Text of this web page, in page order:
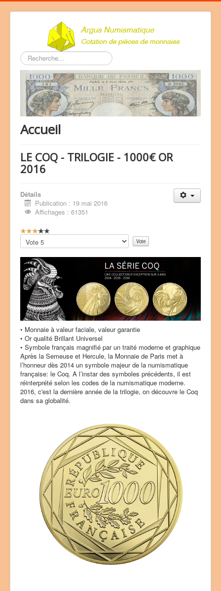
Rechercher
Accueil
LE COQ - TRILOGIE - 1000€ OR
2016
Détails
Publication : 19 mai 2016
Affichages : 61351
V
o
t
e
a
t
e
u
r
:
3
/
Veuillez
voter
• Monnaie à valeur faciale, valeur garantie
• Or qualité Brillant Universel
• Symbole français magnifié par un traité moderne et graphique
Après la Semeuse et Hercule, la Monnaie de Paris met à
l’honneur dès 2014 un symbole majeur de la numismatique
française: le Coq. A l’instar des symboles précédents, il est
réinterprété selon les codes de la numismatique moderne.
2016, c'est la dernière année de la trilogie, on découvre le Coq
dans sa globalité.